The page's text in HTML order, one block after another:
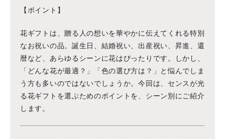
【ポイント】
花ギフトは、贈る人の想いを華やかに伝えてくれる特別
なお祝いの品。誕生日、結婚祝い、出産祝い、昇進、還
暦など、あらゆるシーンに花はぴったりです。しかし、
「どんな花が最適？」「色の選び方は？」と悩んでしま
う方も多いのではないでしょうか。今回は、センスが光
る花ギフトを選ぶためのポイントを、シーン別にご紹介
します。